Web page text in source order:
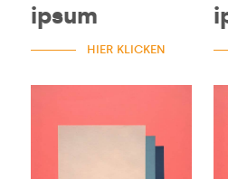
ipsum
HIER KLICKEN